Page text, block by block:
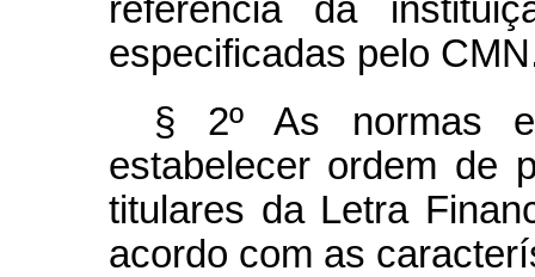
referência da
especificadas pelo
§ 2º As normas
estabelecer ordem de
titulares da Letra
acordo com as